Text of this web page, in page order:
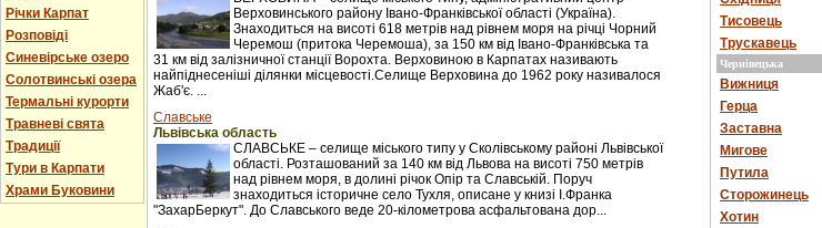
Річки Карпат
Розповіді
Синевірське озеро
Солотвинські озера
Термальні курорти
Травневі свята
Традиції
Тури в Карпати
Храми Буковини
Верховинського району Івано-Франківської області (Україна).
Знаходиться на висоті 618 метрів над рівнем моря на річці Чорний
Черемош (притока Черемоша), за 150 км від Івано-Франківська та
31 км від залізничної станції Ворохта. Верховиною в Карпатах називають
найпіднесеніші ділянки місцевості.Селище Верховина до 1962 року називалося
Жаб'є. ...
Славське
Львівська область
СЛАВСЬКЕ – селище міського типу у Сколівському районі Львівської
області. Розташований за 140 км від Львова на висоті 750 метрів
над рівнем моря, в долині річок Опір та Славській. Поруч
знаходиться історичне село Тухля, описане у книзі І.Франка
"ЗахарБеркут". До Славського веде 20-кілометрова асфальтована дор...
Тисовець
Трускавець
Чернівецька
Вижниця
Герца
Заставна
Мигове
Путила
Сторожинець
Хотин